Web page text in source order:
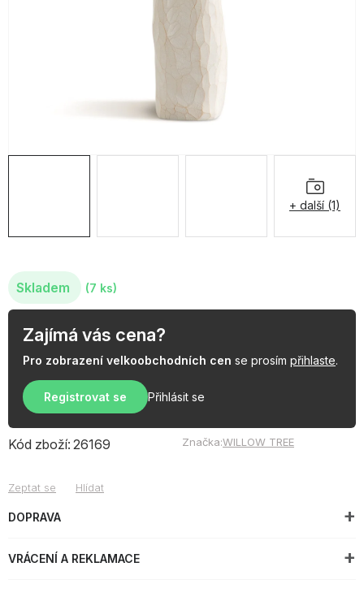
Skladem (7 ks)
Zajímá vás cena?
Pro zobrazení velkoobchodních cen se prosím přihlaste.
Registrovat se Přihlásit se
Kód zboží: 26169 Značka:WILLOW TREE
Zeptat se Hlídat
DOPRAVA
VRÁCENÍ A REKLAMACE
+ další (1)